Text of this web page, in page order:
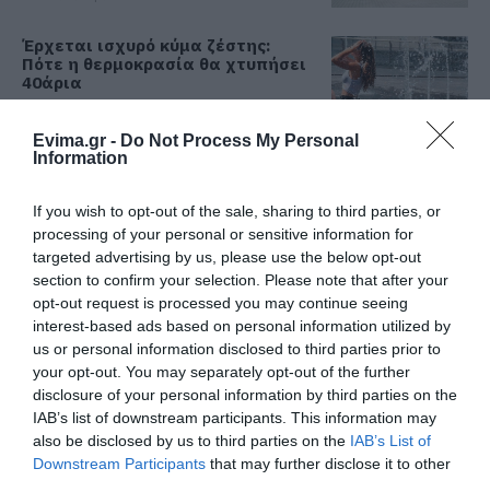
Evima.gr - Do Not Process My Personal
Information
If you wish to opt-out of the sale, sharing to third parties, or
processing of your personal or sensitive information for
targeted advertising by us, please use the below opt-out
section to confirm your selection. Please note that after your
opt-out request is processed you may continue seeing
interest-based ads based on personal information utilized by
us or personal information disclosed to third parties prior to
your opt-out. You may separately opt-out of the further
disclosure of your personal information by third parties on the
IAB’s list of downstream participants. This information may
also be disclosed by us to third parties on the IAB’s List of
Downstream Participants that may further disclose it to other
Έρχεται ισχυρό κύμα ζέστης:
Πότε η θερμοκρασία θα χτυπήσει
40άρια
Εύβοια: Τέλος στις παράνομες
απορρίμματα
06.08.2026 | 16:15
Προφυλακιστέος ο Αφγανός για
τη δολοφονία της Βρετανίδας –
Συγκλονιστική κατάθεση της
συζύγου του 28χρονου
06.08.2026 | 16:00
Νέα εποχή για την Εύβοια:
Μονοπάτια μέσα σε μαγευτικό
δάσος
Όλες οι τελευταίες ειδήσεις
ΠΕΡΙΣΣΟΤΕΡΑ ΑΠΟ ΚΟΙΝΩΝΙΑ